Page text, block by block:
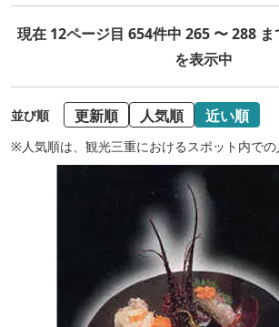
現在 12ページ目 654件中 265 〜 288 ま
を表示中
並び順 更新順 人気順 近い順
※人気順は、観光三重におけるスポット内で